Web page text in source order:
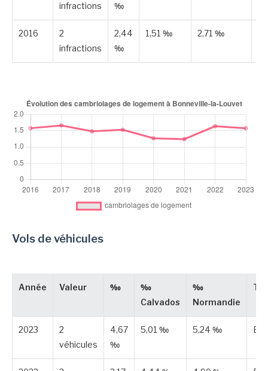
infractions
‰
2016
2
infractions
2,44
‰
1,51 ‰ 2,71 ‰
Vols de véhicules
Année Valeur ‰
‰
Calvados
‰
Normandie
2023
2
véhicules
4,67
‰
5,01 ‰ 5,24 ‰